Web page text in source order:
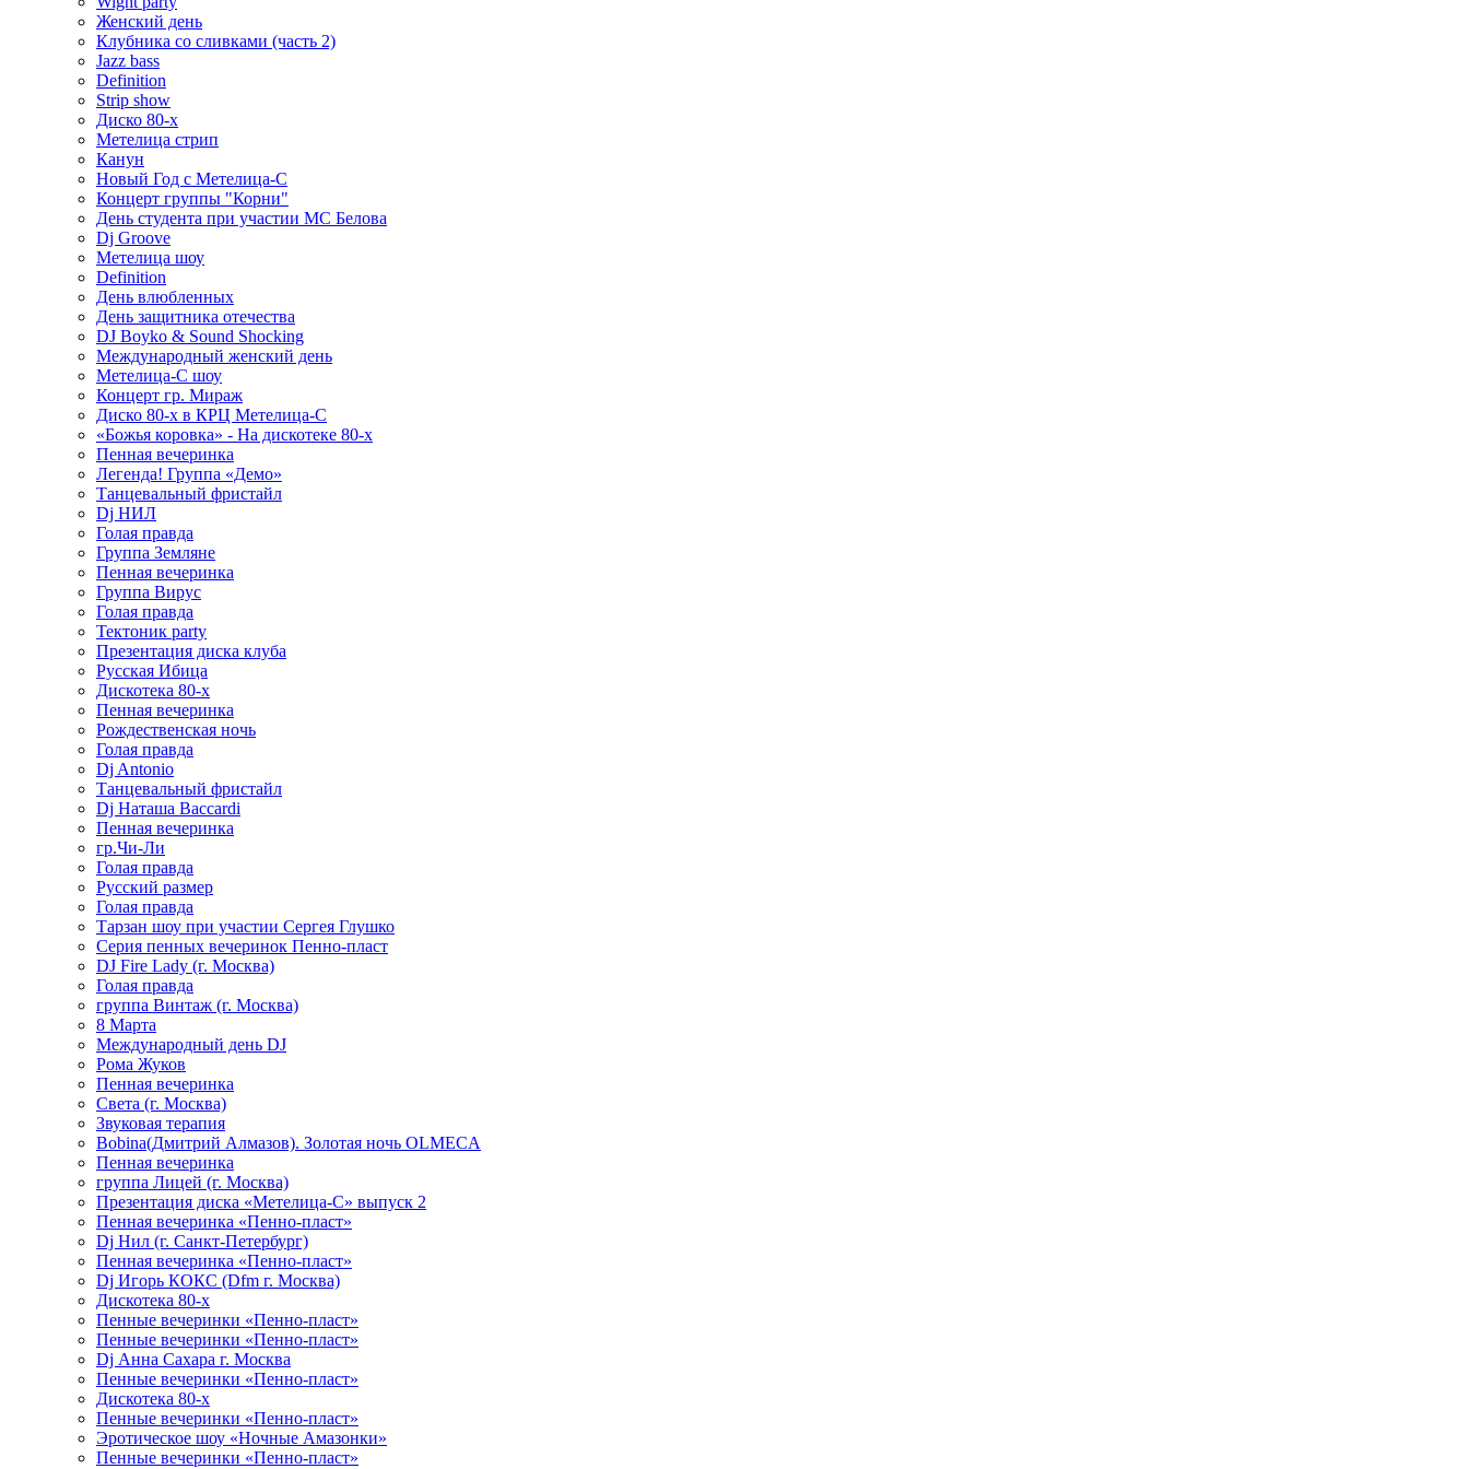
Женский день
Клубника со сливками (часть 2)
Jazz bass
Definition
Strip show
Диско 80-х
Метелица стрип
Канун
Новый Год с Метелица-С
Концерт группы "Корни"
День студента при участии МС Белова
Dj Groove
Метелица шоу
Definition
День влюбленных
День защитника отечества
DJ Boyko & Sound Shocking
Международный женский день
Метелица-С шоу
Концерт гр. Мираж
Диско 80-х в КРЦ Метелица-С
«Божья коровка» - На дискотеке 80-х
Пенная вечеринка
Легенда! Группа «Демо»
Танцевальный фристайл
Dj НИЛ
Голая правда
Группа Земляне
Пенная вечеринка
Группа Вирус
Голая правда
Тектоник party
Презентация диска клуба
Русская Ибица
Дискотека 80-х
Пенная вечеринка
Рождественская ночь
Голая правда
Dj Antonio
Танцевальный фристайл
Dj Наташа Baccardi
Пенная вечеринка
гр.Чи-Ли
Голая правда
Русский размер
Голая правда
Тарзан шоу при участии Сергея Глушко
Серия пенных вечеринок Пенно-пласт
DJ Fire Lady (г. Москва)
Голая правда
группа Винтаж (г. Москва)
8 Марта
Международный день DJ
Рома Жуков
Пенная вечеринка
Света (г. Москва)
Звуковая терапия
Bobina(Дмитрий Алмазов). Золотая ночь OLMECA
Пенная вечеринка
группа Лицей (г. Москва)
Презентация диска «Метелица-С» выпуск 2
Пенная вечеринка «Пенно-пласт»
Dj Нил (г. Санкт-Петербург)
Пенная вечеринка «Пенно-пласт»
Dj Игорь КОКС (Dfm г. Москва)
Дискотека 80-х
Пенные вечеринки «Пенно-пласт»
Пенные вечеринки «Пенно-пласт»
Dj Анна Сахара г. Москва
Пенные вечеринки «Пенно-пласт»
Дискотека 80-х
Пенные вечеринки «Пенно-пласт»
Эротическое шоу «Ночные Амазонки»
Пенные вечеринки «Пенно-пласт»